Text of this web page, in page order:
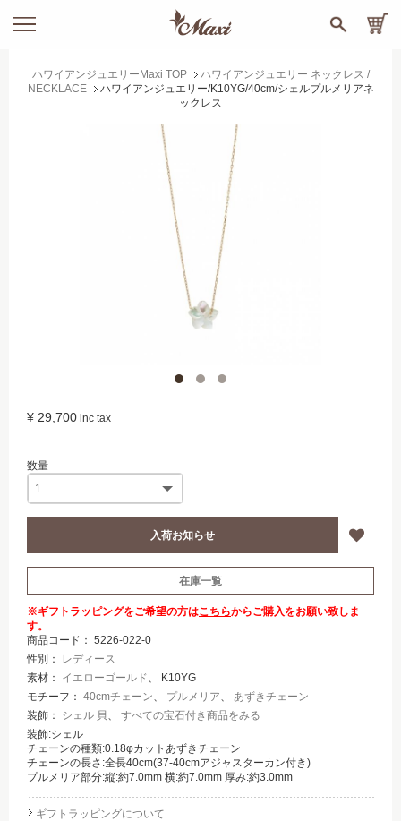
ハワイアンジュエリーMaxi TOP
ハワイアンジュエリー ネックレス /
NECKLACE
ハワイアンジュエリー/K10YG/40cm/シェルプルメリアネ
ックレス
¥ 29,700
在庫一覧
※ギフトラッピングをご希望の方はこちらからご購入をお願い致しま
す。
商品コード： 5226-022-0
性別：
レディース
素材： イエローゴールド、 K10YG
モチーフ： 40cmチェーン、 プルメリア、 あずきチェーン
装飾： シェル 貝 、 すべての宝石付き商品をみる
装飾:シェル
チェーンの種類:0.18φカットあずきチェーン
チェーンの長さ:全長40cm(37-40cmアジャスターカン付き)
プルメリア部分:縦:約7.0mm 横:約7.0mm 厚み:約3.0mm
ギフトラッピングについて